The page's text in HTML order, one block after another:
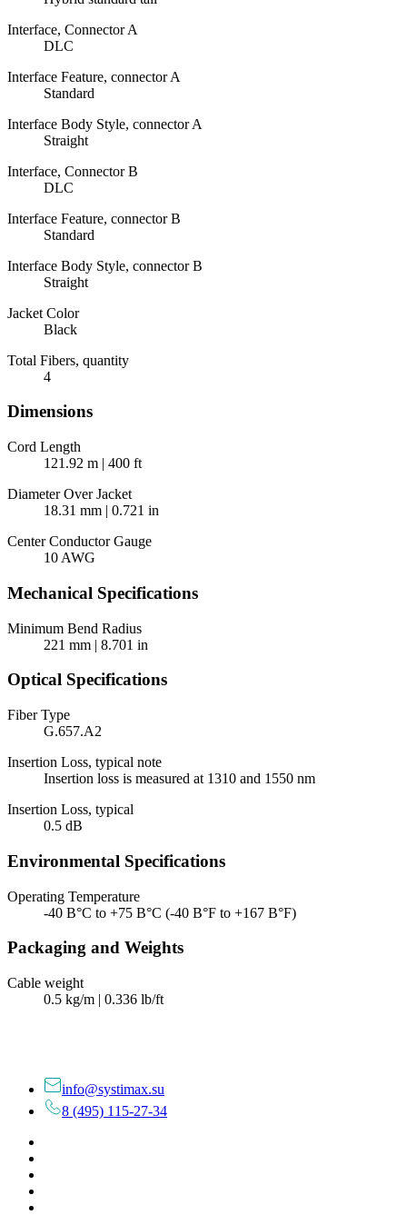
Interface, Connector A
DLC
Interface Feature, connector A
Standard
Interface Body Style, connector A
Straight
Interface, Connector B
DLC
Interface Feature, connector B
Standard
Interface Body Style, connector B
Straight
Jacket Color
Black
Total Fibers, quantity
4
Dimensions
Cord Length
121.92 m | 400 ft
Diameter Over Jacket
18.31 mm | 0.721 in
Center Conductor Gauge
10 AWG
Mechanical Specifications
Minimum Bend Radius
221 mm | 8.701 in
Optical Specifications
Fiber Type
G.657.A2
Insertion Loss, typical note
Insertion loss is measured at 1310 and 1550 nm
Insertion Loss, typical
0.5 dB
Environmental Specifications
Operating Temperature
-40 В°C to +75 В°C (-40 В°F to +167 В°F)
Packaging and Weights
Cable weight
0.5 kg/m | 0.336 lb/ft
info@systimax.su
8 (495) 115-27-34